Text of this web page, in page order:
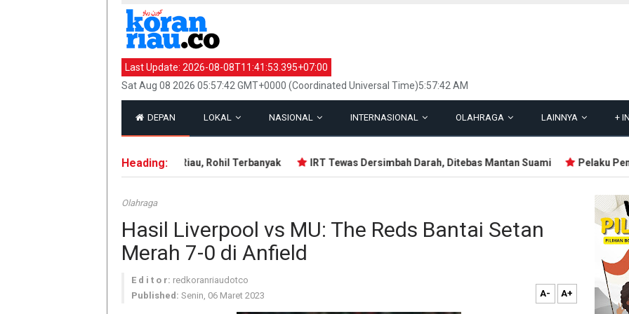
Last Update: 2026-08-08T11:41:53.395+07:00
Sat Aug 08 2026 05:57:42 GMT+0000 (Coordinated Universal Time)5:57:42 AM
DEPAN LOKAL NASIONAL INTERNASIONAL OLAHRAGA LAINNYA +
Heading:
143 Hotspot Terdeteksi di Riau, Rohil Terbanyak IRT Tewas Dersimbah Darah, Ditebas Mantan Suami Pelaku
Olahraga
Hasil Liverpool vs MU: The Reds Bantai Setan
Merah 7-0 di Anfield
E d i t o r: redkoranriaudotco
Published: Senin, 06 Maret 2023 A- A+